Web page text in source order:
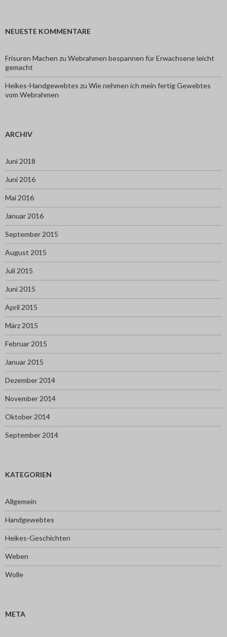
NEUESTE KOMMENTARE
Frisuren Machen zu Webrahmen bespannen für Erwachsene leicht
gemacht
Heikes-Handgewebtes zu Wie nehmen ich mein fertig Gewebtes
vom Webrahmen
ARCHIV
Juni 2018
Juni 2016
Mai 2016
Januar 2016
September 2015
August 2015
Juli 2015
Juni 2015
April 2015
März 2015
Februar 2015
Januar 2015
Dezember 2014
November 2014
Oktober 2014
September 2014
KATEGORIEN
Allgemein
Handgewebtes
Heikes-Geschichten
Weben
Wolle
META